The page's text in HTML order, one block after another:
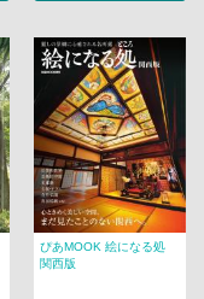
ぴあMOOK 絵になる処
関西版